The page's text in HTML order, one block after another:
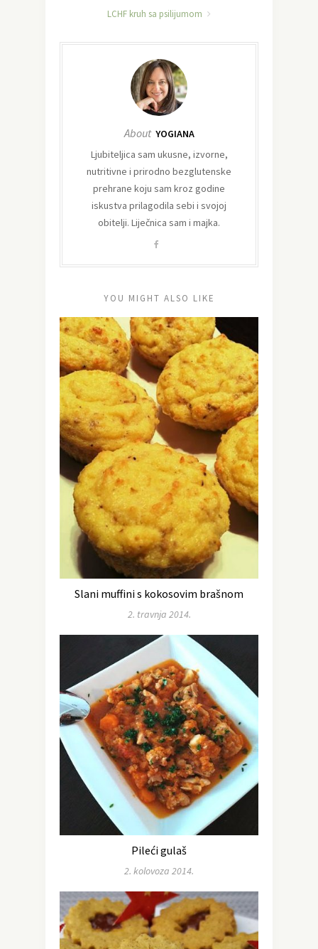
LCHF kruh sa psilijumom
About YOGIANA
Ljubiteljica sam ukusne, izvorne,
nutritivne i prirodno bezglutenske
prehrane koju sam kroz godine
iskustva prilagodila sebi i svojoj
obitelji. Liječnica sam i majka.
YOU MIGHT ALSO LIKE
Slani muffini s kokosovim brašnom
2. travnja 2014.
Pileći gulaš
2. kolovoza 2014.